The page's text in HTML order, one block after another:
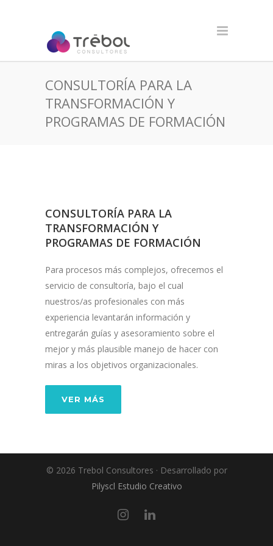
CONSULTORÍA PARA LA
TRANSFORMACIÓN Y
PROGRAMAS DE FORMACIÓN
CONSULTORÍA PARA LA
TRANSFORMACIÓN Y
PROGRAMAS DE FORMACIÓN
Para procesos más complejos, ofrecemos el
servicio de consultoría, bajo el cual
nuestros/as profesionales con más
experiencia levantarán información y
entregarán guías y asesoramiento sobre el
mejor y más plausible manejo de hacer con
miras a los objetivos organizacionales.
VER MÁS
© 2026 Trebol Consultores · Desarrollado por
Pilyscl Estudio Creativo